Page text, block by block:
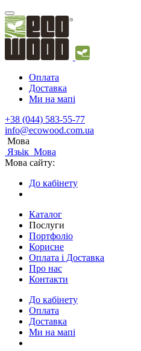
Оплата
Доставка
Ми на мапі
+38 (044) 583-55-77
info@ecowood.com.ua
Мова
Язьік Мова
Мова сайту:
До кабінету
Каталог
Послуги
Портфоліо
Корисне
Оплата і Доставка
Про нас
Контакти
До кабінету
Оплата
Доставка
Ми на мапі